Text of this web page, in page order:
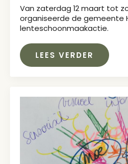
Van zaterdag 12 maart tot
organiseerde de gemeente
lenteschoonmaakactie.
LEES VERDER